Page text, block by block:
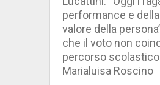
performance e
valore della
che il voto non
percorso scolastico
Marialuisa Roscino